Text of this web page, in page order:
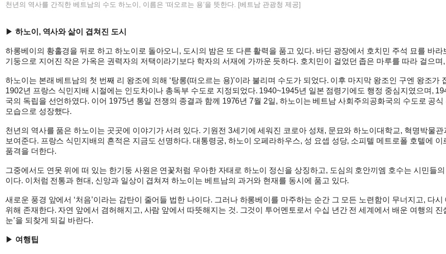
천년의 역사를 간직한 베트남의 수도 하노이, 이름은 ‘떠오르는 용’을 뜻한다. [베트남 관광청 제공]
▶ 하노이, 역사와 삶이 겹쳐진 도시
하롱베이의 황홀경을 뒤로 하고 하노이로 돌아오니, 도시의 밤은 또 다른 활력을 품고 있다. 바딘 광장에서 호치민 주석 묘를 바
기둥으로 지어진 작은 가옥은 권력자의 저택이라기보다 학자의 서재에 가까운 듯하다. 호치민이 걸었던 좁은 마루를 따라 걸으
하노이는 본래 베트남의 첫 번째 리 왕조에 의해 ‘탕롱(떠오르는 용)’이라 불리며 수도가 되었다. 이후 마지막 왕조인 구엔 왕조
1902년 프랑스 식민지배 시절에는 인도차이나 총독부 수도로 지정되었다. 1940~1945년 일본 점령기에도 행정 중심지였으며,
국의 독립을 선언하였다. 이어 1975년 통일 전쟁의 종결과 함께 1976년 7월 2일, 하노이는 베트남 사회주의공화국의 수도로 공
모습으로 성장했다.
천년의 역사를 품은 하노이는 곳곳에 이야기가 서려 있다. 기원전 3세기에 세워진 코로아 성채, 문묘와 하노이대학교, 혁명박물
보여준다. 프랑스 식민지배의 흔적은 지금도 선명하다. 대통령궁, 하노이 오페라하우스, 성 요셉 성당, 소피텔 메트로폴 호텔에 이
품격을 더한다.
그중에서도 연못 위에 떠 있는 한기둥 사원은 연꽃처럼 우아한 자태로 하노이 정신을 상징하고, 도심의 호안끼엠 호수는 시민들
이다. 이처럼 전통과 현대, 신앙과 일상이 겹쳐져 하노이는 베트남의 과거와 현재를 동시에 품고 있다.
새로운 풍경 앞에서 ‘처음’이라는 감탄이 줄어들 법한 나이다. 그러나 하롱베이를 마주하는 순간 그 모든 노련함이 무너지고, 다
위해 존재한다. 자연 앞에서 겸허해지고, 사람 앞에서 따뜻해지는 것. 그것이 투어멘토로서 수십 년간 전 세계에서 배운 여행의 진
눈’을 되찾게 되길 바란다.
▶ 여행팁